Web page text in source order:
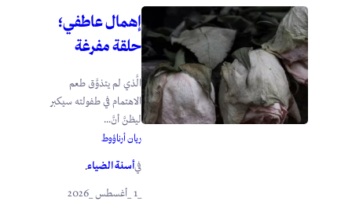
إهمال عاطفي؛
حلقة مفرغة
الَّذي لم يتذوَّق طعم
الاهتمام في طفولته سيكبر
ليظنَّ أنَّ...
ريان أرناؤوط
فيأسنة الضياء.
_1 _أغسطس _2026